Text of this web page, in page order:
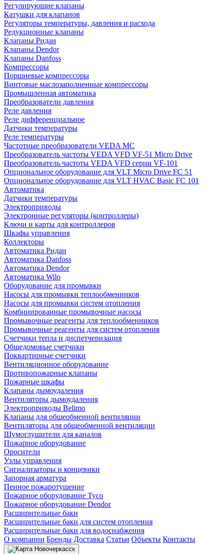
Регулирующие клапаны
Катушки для клапанов
Регуляторы температуры, давления и расхода
Редукционные клапаны
Клапаны Ридан
Клапаны Dendor
Клапаны Danfoss
Компрессоры
Поршневые компрессоры
Винтовые маслозаполненные компрессоры
Промышленная автоматика
Преобразователи давления
Реле давления
Реле дифференциальное
Датчики температуры
Реле температуры
Частотные преобразователи VEDA MC
Преобразователь частоты VEDA VFD VF-51 Micro Drive
Преобразователь частоты VEDA VFD серии VF-101
Опциональное оборудование для VLT Micro Drive FC 51
Опциональное оборудование для VLT HVAC Basic FC 101
Автоматика
Датчики температуры
Электроприводы
Электронные регуляторы (контроллеры)
Ключи и карты для контроллеров
Шкафы управления
Коллекторы
Автоматика Ридан
Автоматика Danfoss
Автоматика Dendor
Автоматика Wilo
Оборудование для промывки
Насосы для промывки теплообменников
Насосы для промывки систем отопления
Комбинированные промывочные насосы
Промывочные реагенты для теплообменников
Промывочные реагенты для систем отопления
Счетчики тепла и диспетчеризация
Общедомовые счетчики
Поквартирные счетчики
Вентиляционное оборудование
Противопожарные клапаны
Пожарные шкафы
Клапаны дымоудаления
Вентиляторы дымоудаления
Электроприводы Belimo
Клапаны для общеобменной вентиляции
Вентиляторы для общеобменной вентиляции
Шумоглушители для каналов
Пожарное оборудование
Оросители
Узлы управления
Сигнализаторы и концевики
Запорная арматура
Пенное пожаротушение
Пожарное оборудование Tyco
Пожарное оборудование Dendor
Расширительные баки
Расширительные баки для систем отопления
Расширительные баки для водоснабжения
О компании Бренды Доставка Статьи Объекты Контакты
Новочеркасск